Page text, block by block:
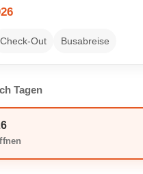
Check-Out Busabreise
Tagen